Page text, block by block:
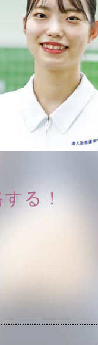
る！